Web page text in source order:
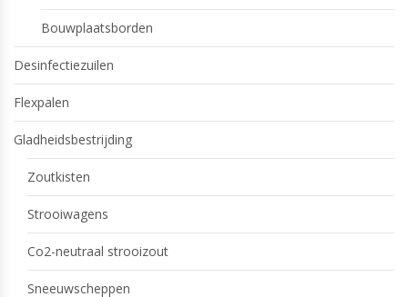
Bouwplaatsborden
Desinfectiezuilen
Flexpalen
Gladheidsbestrijding
Zoutkisten
Strooiwagens
Co2-neutraal strooizout
Sneeuwscheppen